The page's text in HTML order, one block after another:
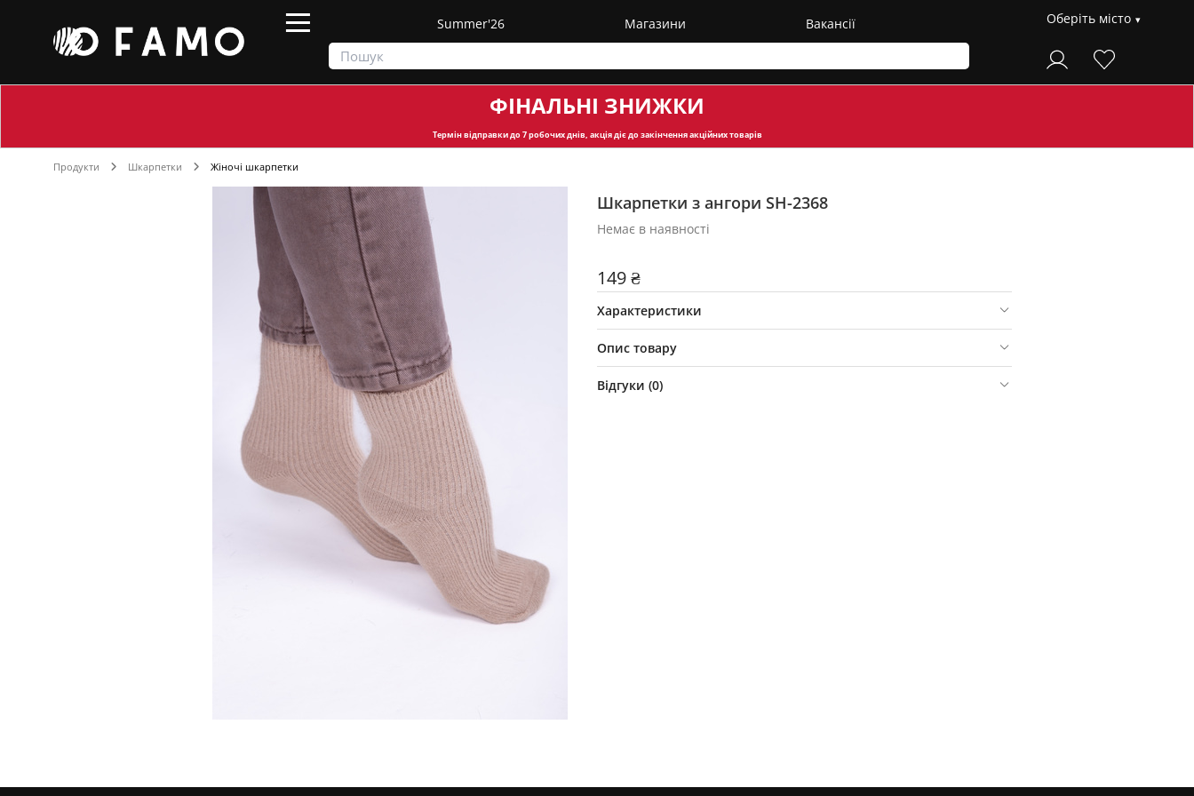
Summer'26 Магазини Вакансії Оберіть місто
ФІНАЛЬНІ ЗНИЖКИ
Термін відправкидо 7 робочих днів, акція діє до закінчення акційних товарів
Продукти Шкарпетки Жіночі шкарпетки
Шкарпетки з ангори SH-2368
Немає в наявності
149 ₴
Характеристики
Опис товару
Відгуки (0)